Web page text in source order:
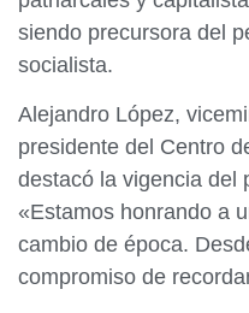
siendo precursora del
socialista.
Alejandro López,
presidente del Centro
destacó la vigencia del
«Estamos honrando a
cambio de época.
compromiso de